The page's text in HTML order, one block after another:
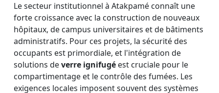
Le secteur institutionnel à Atakpamé connaît une
forte croissance avec la construction de nouveaux
hôpitaux, de campus universitaires et de bâtiments
administratifs. Pour ces projets, la sécurité des
occupants est primordiale, et l'intégration de
solutions deverre ignifugé est cruciale pour le
compartimentage et le contrôle des fumées. Les
exigences locales imposent souvent des systèmes